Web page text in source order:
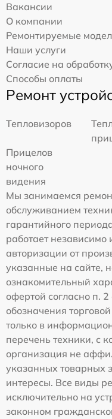
Вакансии
О компании
Ремонтируемые
Наши услуги
Согласие на
Способы оплаты
Ремонт
Тепловизоров
Прицелов
ночного
видения
Мы занимаемся
обслуживанием
гарантийного
работает
авторизации от
указанные на сайте,
ознакомительный
офертой согласно п.
обозначения
только в
перечень техники, с
организация не
указанных товарных
интересы. Все виды
исключительно на
законном